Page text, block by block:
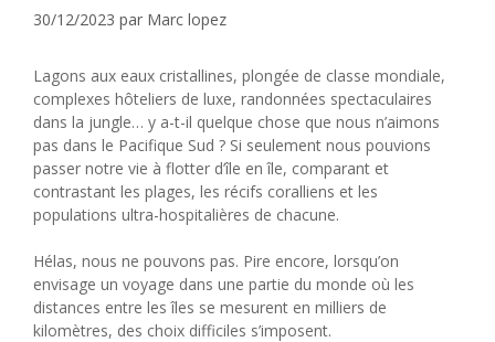
30/12/2023 par Marc lopez
Lagons aux eaux cristallines, plongée de classe mondiale,
complexes hôteliers de luxe, randonnées spectaculaires
dans la jungle… y a-t-il quelque chose que nous n’aimons
pas dans le Pacifique Sud ? Si seulement nous pouvions
passer notre vie à flotter d’île en île, comparant et
contrastant les plages, les récifs coralliens et les
populations ultra-hospitalières de chacune.
Hélas, nous ne pouvons pas. Pire encore, lorsqu’on
envisage un voyage dans une partie du monde où les
distances entre les îles se mesurent en milliers de
kilomètres, des choix difficiles s’imposent.